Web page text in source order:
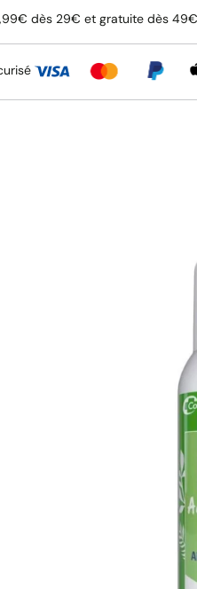
dès 29€ et gratuite dès